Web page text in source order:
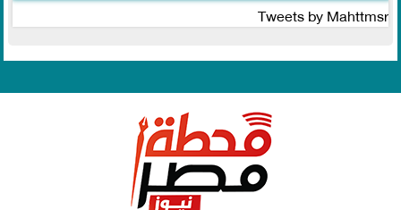
Tweets by Mahttmsr